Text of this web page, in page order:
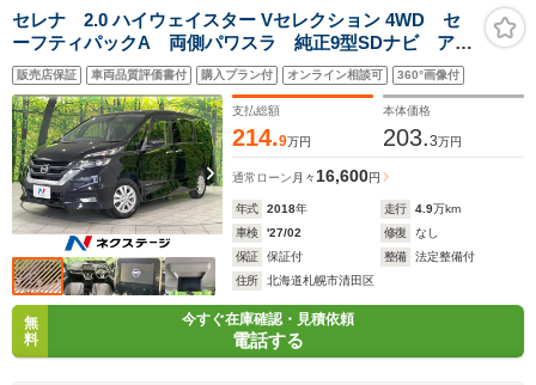
セレナ 2.0 ハイウェイスター Vセレクション 4WD セ
ーフティパックA 両側パワスラ 純正9型SDナビ アラ
ウンドビューモニター 後席モニター 衝突被害軽減シ
ステム コーナーセンサー スマートキー LEDヘッ
ド クルコン 純正15インチアルミ
販売店保証 車両品質評価書付 購入プラン付 オンライン相談可 360°画像付
支払総額
214.9万円
本体価格
203.3万円
通常ローン 月々16,600円
年式 2018年 走行 4.9万km
車検
'27/02 修復
なし
保証
保証付 整備
法定整備付
住所
北海道札幌市清田区
無
料
今すぐ在庫確認・見積依頼
電話する